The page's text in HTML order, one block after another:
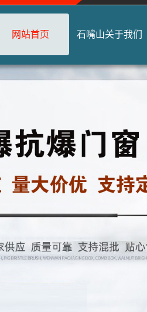
网站首页 石嘴山关于我们